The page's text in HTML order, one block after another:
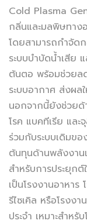
Cold Plasma
กลิ่นและมลพิษทาง
โดยสามารถกำจัด
ระบบบำบัดน้ำเสีย
ต้นตอ พร้อมช่วยล
ระบบอากาศ ส่งผ
นอกจากนี้ยังช่วยด้
โรค แบคทีเรีย แล
ร่วมกับระบบเดิมข
ต้นทุนด้านพลังงานแ
สำหรับการประยุก
เป็นโรงงานอาหาร
รีไซเคิล หรือโรงง
ประจำ เหมาะสำหรั